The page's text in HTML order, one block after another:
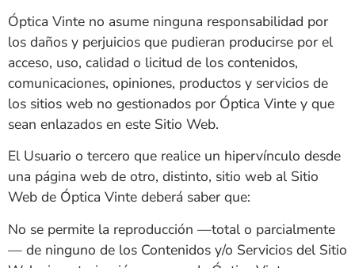
Óptica Vinte no asume ninguna responsabilidad por
los daños y perjuicios que pudieran producirse por el
acceso, uso, calidad o licitud de los contenidos,
comunicaciones, opiniones, productos y servicios de
los sitios web no gestionados por Óptica Vinte y que
sean enlazados en este Sitio Web.
El Usuario o tercero que realice un hipervínculo desde
una página web de otro, distinto, sitio web al Sitio
Web de Óptica Vinte deberá saber que:
No se permite la reproducción —total o parcialmente
— de ninguno de los Contenidos y/o Servicios del Sitio